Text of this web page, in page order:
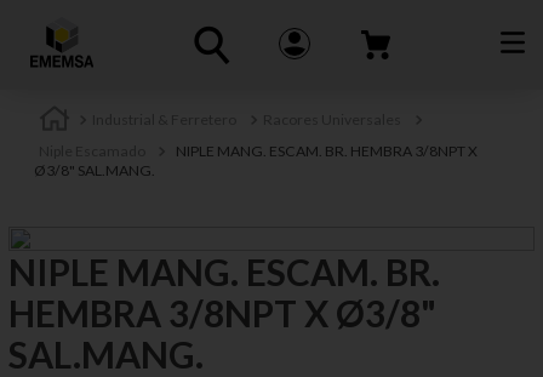
NIPLE MANG. ESCAM. BR. HEMBRA 3/8NPT X
Ø3/8" SAL.MANG.
NIPLE MANG. ESCAM. BR.
HEMBRA 3/8NPT X Ø3/8"
SAL.MANG.